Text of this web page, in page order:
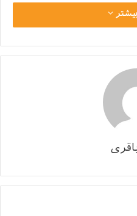
که برتجارت غیرقانونی